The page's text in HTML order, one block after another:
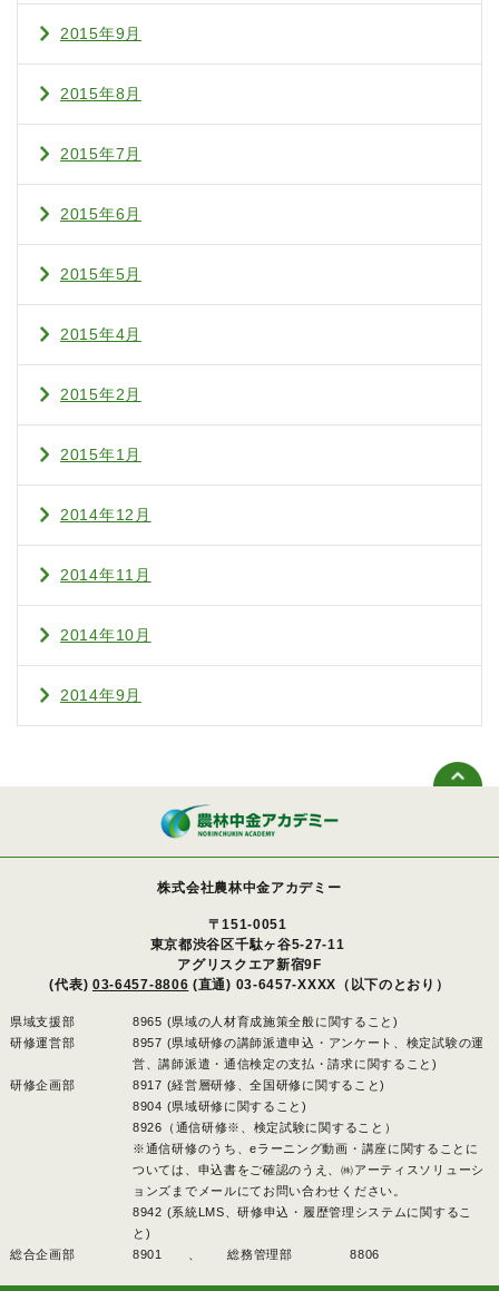
2015年9月
2015年8月
2015年7月
2015年6月
2015年5月
2015年4月
2015年2月
2015年1月
2014年12月
2014年11月
2014年10月
2014年9月
株式会社農林中金アカデミー
〒151-0051
東京都渋谷区千駄ヶ谷5-27-11
アグリスクエア新宿9F
(代表) 03-6457-8806 (直通) 03-6457-XXXX（以下のとおり）
県域支援部
8965 (県域の人材育成施策全般に関すること)
研修運営部
8957 (県域研修の講師派遣申込・アンケート、検定試験の運
営、講師派遣・通信検定の支払・請求に関すること)
研修企画部
8917 (経営層研修、全国研修に関すること)
8904 (県域研修に関すること)
8926（通信研修※、検定試験に関すること）
※通信研修のうち、eラーニング動画・講座に関することに
ついては、申込書をご確認のうえ、㈱アーティスソリューシ
ョンズまでメールにてお問い合わせください。
8942 (系統LMS、研修申込・履歴管理システムに関するこ
と)
総合企画部
8901 、総務管理部 8806